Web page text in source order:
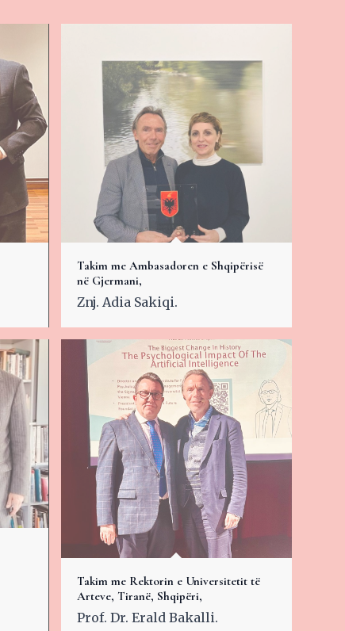
Takim me Ambasadoren e Shqipërisë
në Gjermani,
Znj. Adia Sakiqi.
Takim me Rektorin e Universitetit të
Arteve, Tiranë, Shqipëri,
Prof. Dr. Erald Bakalli.